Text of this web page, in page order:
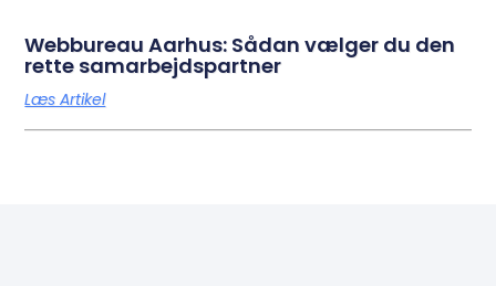
Webbureau Aarhus: Sådan vælger du den
rette samarbejdspartner
Læs Artikel